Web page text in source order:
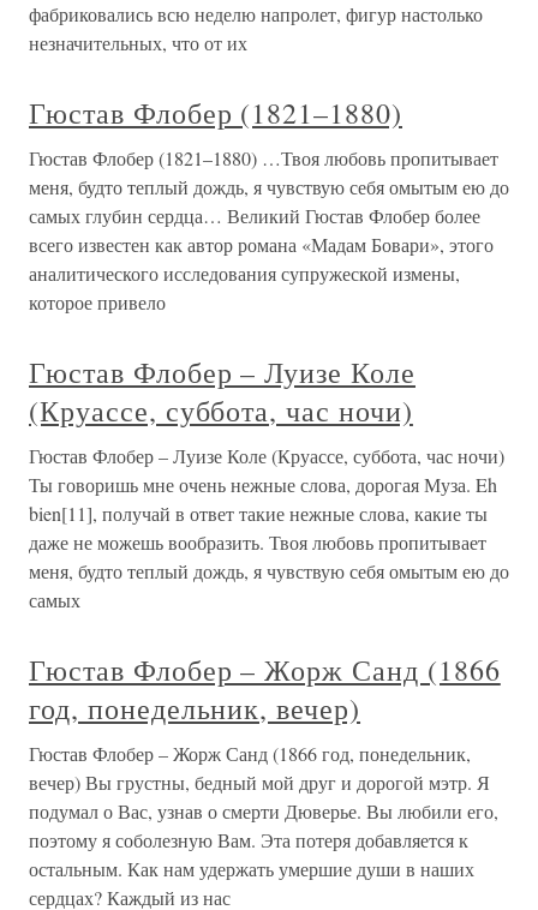
фабриковались всю неделю напролет, фигур настолько
незначительных, что от их
Гюстав Флобер (1821–1880)
Гюстав Флобер (1821–1880) …Твоя любовь пропитывает
меня, будто теплый дождь, я чувствую себя омытым ею до
самых глубин сердца… Великий Гюстав Флобер более
всего известен как автор романа «Мадам Бовари», этого
аналитического исследования супружеской измены,
которое привело
Гюстав Флобер – Луизе Коле
(Круассе, суббота, час ночи)
Гюстав Флобер – Луизе Коле (Круассе, суббота, час ночи)
Ты говоришь мне очень нежные слова, дорогая Муза. Eh
bien[11], получай в ответ такие нежные слова, какие ты
даже не можешь вообразить. Твоя любовь пропитывает
меня, будто теплый дождь, я чувствую себя омытым ею до
самых
Гюстав Флобер – Жорж Санд (1866
год, понедельник, вечер)
Гюстав Флобер – Жорж Санд (1866 год, понедельник,
вечер) Вы грустны, бедный мой друг и дорогой мэтр. Я
подумал о Вас, узнав о смерти Дюверье. Вы любили его,
поэтому я соболезную Вам. Эта потеря добавляется к
остальным. Как нам удержать умершие души в наших
сердцах? Каждый из нас